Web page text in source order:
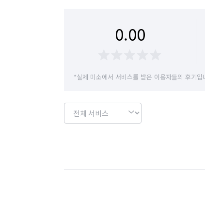
0.00
*실제 미소에서 서비스를 받은 이용자들의 후기입